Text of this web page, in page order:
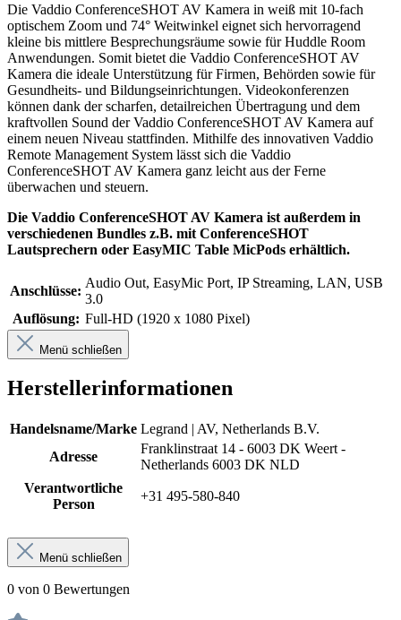
Die Vaddio ConferenceSHOT AV Kamera in weiß mit 10-fach
optischem Zoom und 74° Weitwinkel eignet sich hervorragend
kleine bis mittlere Besprechungsräume sowie für Huddle Room
Anwendungen. Somit bietet die Vaddio ConferenceSHOT AV
Kamera die ideale Unterstützung für Firmen, Behörden sowie für
Gesundheits- und Bildungseinrichtungen. Videokonferenzen
können dank der scharfen, detailreichen Übertragung und dem
kraftvollen Sound der Vaddio ConferenceSHOT AV Kamera auf
einem neuen Niveau stattfinden. Mithilfe des innovativen Vaddio
Remote Management System lässt sich die Vaddio
ConferenceSHOT AV Kamera ganz leicht aus der Ferne
überwachen und steuern.
Die Vaddio ConferenceSHOT AV Kamera ist außerdem in
verschiedenen Bundles z.B. mit ConferenceSHOT
Lautsprechern oder EasyMIC Table MicPods erhältlich.
Anschlüsse:
Audio Out, EasyMic Port, IP Streaming, LAN, USB
3.0
Auflösung: Full-HD (1920 x 1080 Pixel)
Menü schließen
Herstellerinformationen
Handelsname/Marke Legrand | AV, Netherlands B.V.
Adresse
Franklinstraat 14 - 6003 DK Weert -
Netherlands 6003 DK NLD
Verantwortliche
Person
+31 495-580-840
Menü schließen
0 von 0 Bewertungen